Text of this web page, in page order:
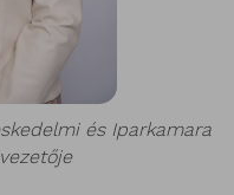
és Iparkamara